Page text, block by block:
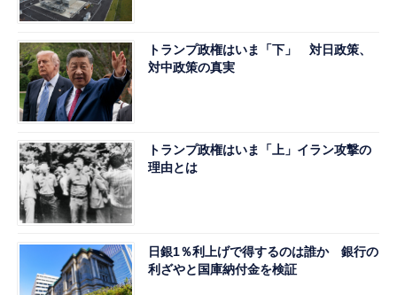
トランプ政権はいま「下」 対日政策、
対中政策の真実
トランプ政権はいま「上」イラン攻撃の
理由とは
日銀1％利上げで得するのは誰か 銀行の
利ざやと国庫納付金を検証